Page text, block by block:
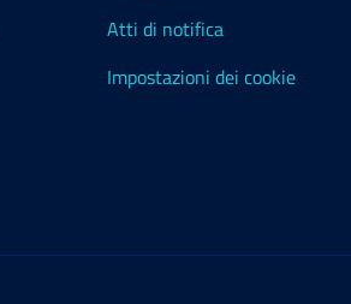
Atti di notifica
Impostazioni dei cookie